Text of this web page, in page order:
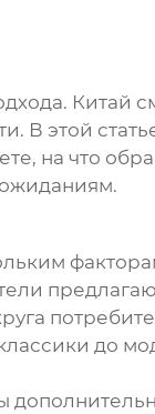
Китай
В этой
на что
до